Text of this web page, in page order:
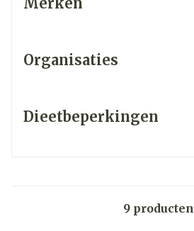
Organisaties
Dieetbeperkingen
9 producten